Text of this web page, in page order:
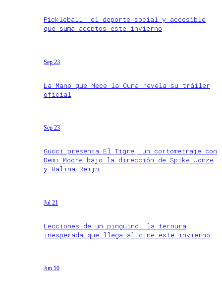
Pickleball: el deporte social y accesible
que suma adeptos este invierno
Sep 23
La Mano que Mece la Cuna revela su tráiler
oficial
Sep 23
Gucci presenta El Tigre, un cortometraje con
Demi Moore bajo la dirección de Spike Jonze
y Halina Reijn
Jul 21
Lecciones de un pingüino: la ternura
inesperada que llega al cine este invierno
Jun 10